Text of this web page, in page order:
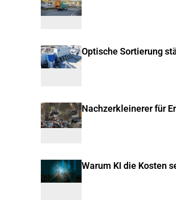
Optische Sortierung
Nachzerkleinerer für
Warum KI die Kosten